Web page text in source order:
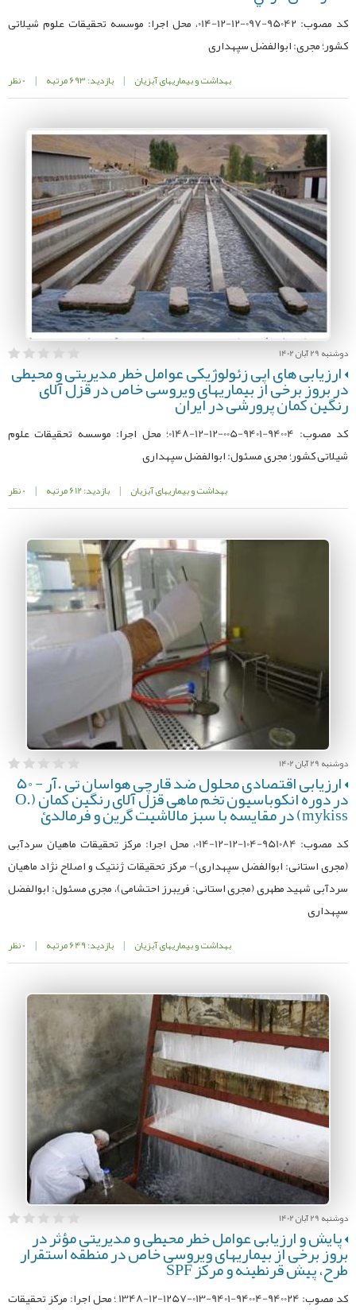
کد مصوب: 95042-097-12-12-014، محل اجرا: موسسه تحقیقات علوم شیلاتی
کشور؛ مجری: ابوالفضل سپهداری
بهداشت و بیماریهای آبزیان | بازدید: 693 مرتبه | 0 نظر
دوشنبه 29 آبان 1402
ارزیابی های اپی زئولوژیکی عوامل خطر مدیریتی و محیطی
در بروز برخی از بیماریهای ویروسی خاص در قزل آلای
رنگین کمان پرورشی در ایران
کد مصوب: 94004-9401-005-12-12-0148؛ محل اجرا: موسسه تحقیقات علوم
شیلاتی کشور؛ مجری مسئول: ابوالفضل سپهداری
بهداشت و بیماریهای آبزیان | بازدید: 612 مرتبه | 0 نظر
دوشنبه 29 آبان 1402
ارزیابی اقتصادی محلول ضد قارچی هواسان تی .آر - 50
در دوره انکوباسیون تخم ماهی قزل آلای رنگین کمان (O. mykiss) در مقایسه با سبز مالاشیت گرین و فرمالدئ
کد مصوب: 951084-104-12-12-014، محل اجرا: مرکز تحقیقات ماهیان سردآبی
(مجری استانی: ابوالفضل سپهداری)- مرکز تحقیقات ژنتیک و اصلاح نژاد ماهیان
سردآبی شهید مطهری (مجری استانی: فریبرز احتشامی)، مجری مسئول: ابوالفضل
سپهداری
بهداشت و بیماریهای آبزیان | بازدید: 649 مرتبه | 0 نظر
دوشنبه 29 آبان 1402
پایش و ارزیابی عوامل خطر محیطی و مدیریتی مؤثر در
بروز برخی از بیماریهای ویروسی خاص در منطقه استقرار
طرح، پیش قرنطینه و مرکز SPF
کد مصوب: 940024-94004-9401-013-1257-12-1348 ؛ محل اجرا: مرکز تحقیقات